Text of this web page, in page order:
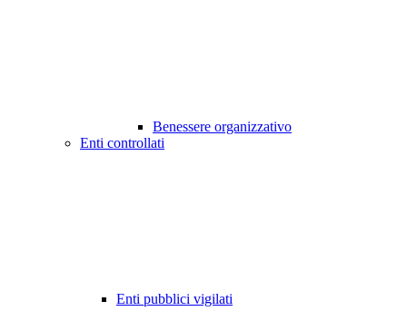
Benessere organizzativo
Enti controllati
Enti pubblici vigilati